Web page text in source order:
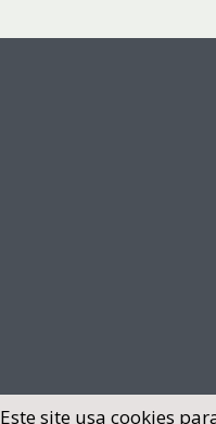
Este site usa cookies